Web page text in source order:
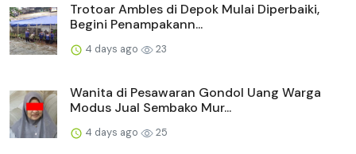
Trotoar Ambles di Depok Mulai Diperbaiki,
Begini Penampakann...
4 days ago 23
Wanita di Pesawaran Gondol Uang Warga
Modus Jual Sembako Mur...
4 days ago 25